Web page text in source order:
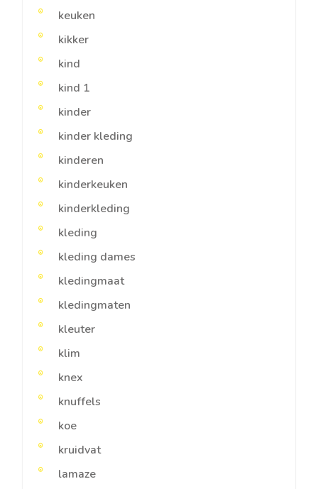
keuken
kikker
kind
kind 1
kinder
kinder kleding
kinderen
kinderkeuken
kinderkleding
kleding
kleding dames
kledingmaat
kledingmaten
kleuter
klim
knex
knuffels
koe
kruidvat
lamaze